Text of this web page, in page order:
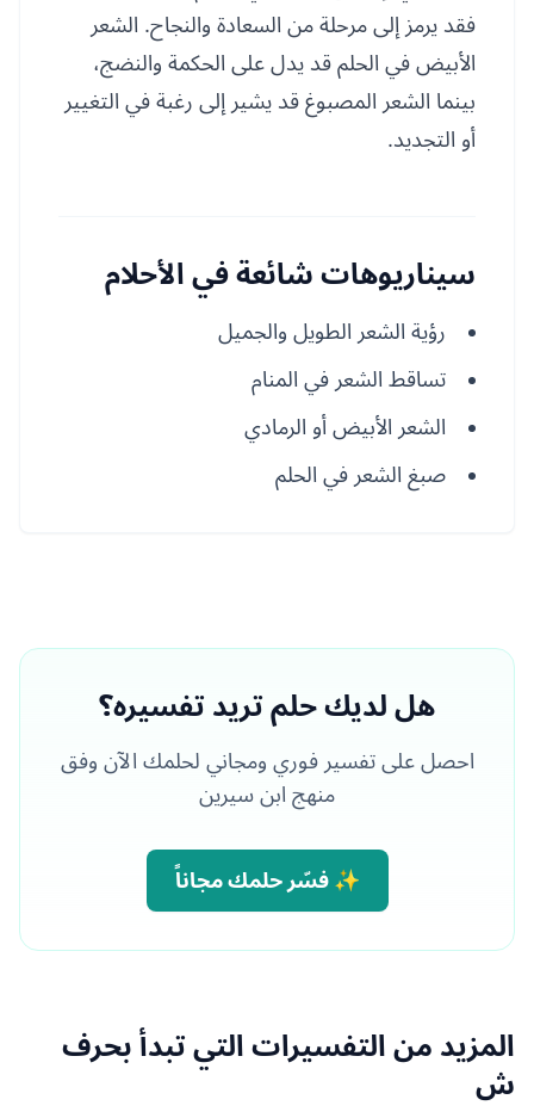
فقد يرمز إلى مرحلة من السعادة والنجاح. الشعر
الأبيض في الحلم قد يدل على الحكمة والنضج،
بينما الشعر المصبوغ قد يشير إلى رغبة في التغيير
أو التجديد.
سيناريوهات شائعة في الأحلام
رؤية الشعر الطويل والجميل
تساقط الشعر في المنام
الشعر الأبيض أو الرمادي
صبغ الشعر في الحلم
هل لديك حلم تريد تفسيره؟
احصل على تفسير فوري ومجاني لحلمك الآن وفق
منهج ابن سيرين
✨ فسّر حلمك مجاناً
المزيد من التفسيرات التي تبدأ بحرف
ش